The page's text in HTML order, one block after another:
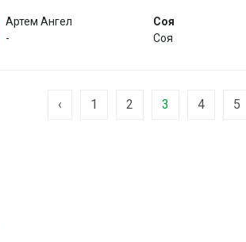
Артем Ангел
-
Соя
Соя
‹ 1 2 3 4 5